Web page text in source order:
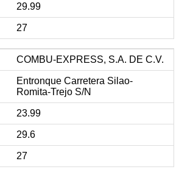
29.99
27
COMBU-EXPRESS, S.A. DE C.V.
Entronque Carretera Silao-
Romita-Trejo S/N
23.99
29.6
27